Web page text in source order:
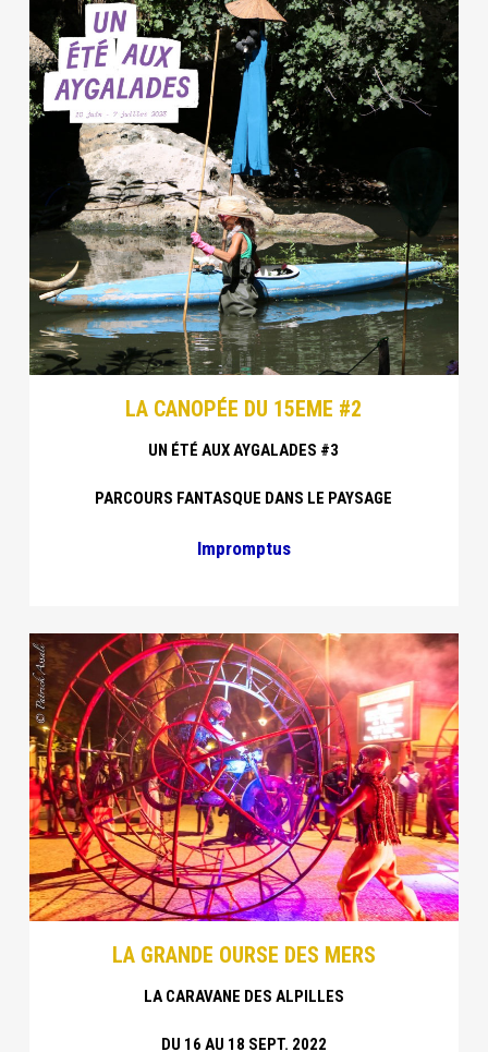
LA CANOPÉE DU 15EME #2
UN ÉTÉ AUX AYGALADES #3
PARCOURS FANTASQUE DANS LE PAYSAGE
Impromptus
LA GRANDE OURSE DES MERS
LA CARAVANE DES ALPILLES
DU 16 AU 18 SEPT. 2022